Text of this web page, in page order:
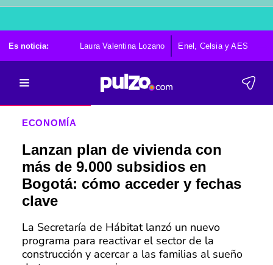
Es noticia: Laura Valentina Lozano Enel, Celsia y AES
ECONOMÍA
Lanzan plan de vivienda con
más de 9.000 subsidios en
Bogotá: cómo acceder y fechas
clave
La Secretaría de Hábitat lanzó un nuevo
programa para reactivar el sector de la
construcción y acercar a las familias al sueño